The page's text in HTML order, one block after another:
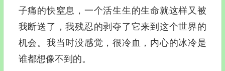
子痛的快窒息，一个活生生的生命就这样又被
我断送了，我残忍的剥夺了它来到这个世界的
机会。我当时没感觉，很冷血，内心的冰冷是
谁都想像不到的。